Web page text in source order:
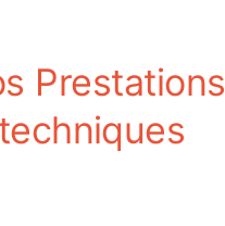
Prestations
techniques